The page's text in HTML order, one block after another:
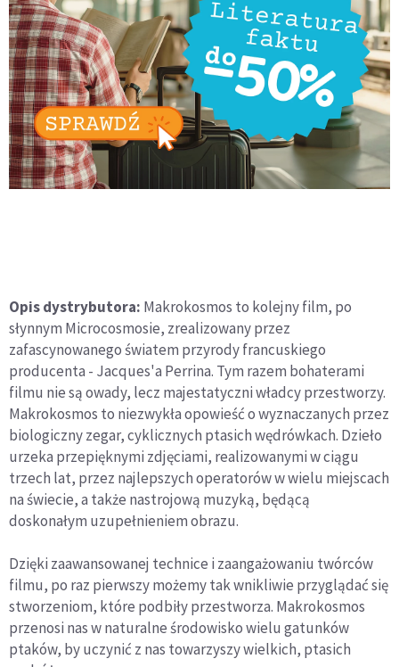
Opis dystrybutora: Makrokosmos to kolejny film, po
słynnym Microcosmosie, zrealizowany przez
zafascynowanego światem przyrody francuskiego
producenta - Jacques'a Perrina. Tym razem bohaterami
filmu nie są owady, lecz majestatyczni władcy przestworzy.
Makrokosmos to niezwykła opowieść o wyznaczanych przez
biologiczny zegar, cyklicznych ptasich wędrówkach. Dzieło
urzeka przepięknymi zdjęciami, realizowanymi w ciągu
trzech lat, przez najlepszych operatorów w wielu miejscach
na świecie, a także nastrojową muzyką, będącą
doskonałym uzupełnieniem obrazu.
Dzięki zaawansowanej technice i zaangażowaniu twórców
filmu, po raz pierwszy możemy tak wnikliwie przyglądać się
stworzeniom, które podbiły przestworza. Makrokosmos
przenosi nas w naturalne środowisko wielu gatunków
ptaków, by uczynić z nas towarzyszy wielkich, ptasich